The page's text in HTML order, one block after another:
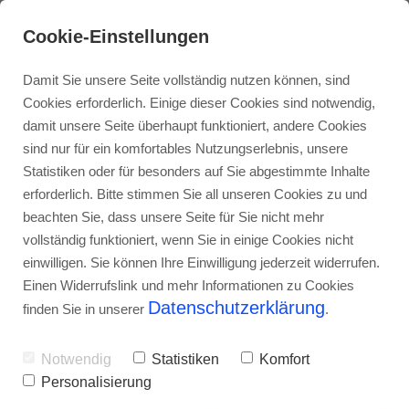
WKSB Isolierer/-in
12. JUNI 2025
Seit über 20 Jahren sind wir täglich im
Einsatz für den baulichen Brandschutz.
Cookie-Einstellungen
Damit Sie unsere Seite vollständig nutzen können, sind
Cookies erforderlich. Einige dieser Cookies sind notwendig,
damit unsere Seite überhaupt funktioniert, andere Cookies
sind nur für ein komfortables Nutzungserlebnis, unsere
Statistiken oder für besonders auf Sie abgestimmte Inhalte
erforderlich. Bitte stimmen Sie all unseren Cookies zu und
beachten Sie, dass unsere Seite für Sie nicht mehr
vollständig funktioniert, wenn Sie in einige Cookies nicht
einwilligen. Sie können Ihre Einwilligung jederzeit widerrufen.
Einen Widerrufslink und mehr Informationen zu Cookies
finden Sie in unserer Datenschutzerklärung.
Notwendig Statistiken
Komfort
Personalisierung